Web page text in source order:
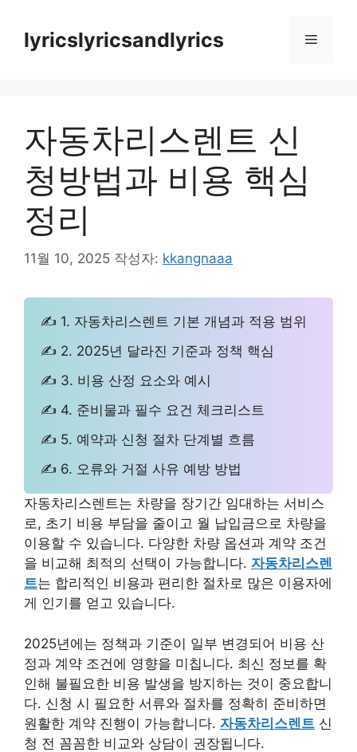
lyricslyricsandlyrics 메
자동차리스렌트 신
청방법과 비용 핵심
정리
11월 10, 2025 작성자: kkangnaaa
✍ 1. 자동차리스렌트 기본 개념과 적용 범위
✍ 2. 2025년 달라진 기준과 정책 핵심
✍ 3. 비용 산정 요소와 예시
✍ 4. 준비물과 필수 요건 체크리스트
✍ 5. 예약과 신청 절차 단계별 흐름
✍ 6. 오류와 거절 사유 예방 방법
자동차리스렌트는 차량을 장기간 임대하는 서비스
로, 초기 비용 부담을 줄이고 월 납입금으로 차량을
이용할 수 있습니다. 다양한 차량 옵션과 계약 조건
을 비교해 최적의 선택이 가능합니다. 자동차리스렌
트는 합리적인 비용과 편리한 절차로 많은 이용자에
게 인기를 얻고 있습니다.
2025년에는 정책과 기준이 일부 변경되어 비용 산
정과 계약 조건에 영향을 미칩니다. 최신 정보를 확
인해 불필요한 비용 발생을 방지하는 것이 중요합니
다. 신청 시 필요한 서류와 절차를 정확히 준비하면
원활한 계약 진행이 가능합니다. 자동차리스렌트 신
청 전 꼼꼼한 비교와 상담이 권장됩니다.